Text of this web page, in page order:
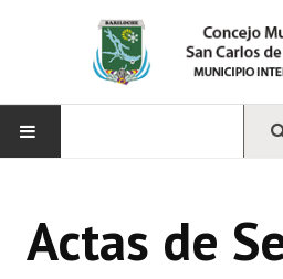
CONCEJO
Actas de